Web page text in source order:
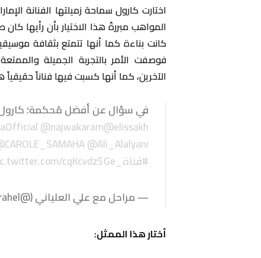
اختارت كارول سماحة زميلتها الفنانة
المواهب مبررةً هذا الاختيار بأن رأيها
كانت بناءة كما أنها تتمتع بثقافة
فوصفت الأمر بالتجربة الجميلة
الآخرين، كما أنها كسبت فيها فناناً
في سؤال عن أفضل مُحكمة؛ كارول
@najwakaram@elissakh
@Ali_Alalyani
#قناة_SBCcqKcvdz5Ge
— مراحل مع علي العلياني (@stvMarahel)
أختار هذا الممثل: